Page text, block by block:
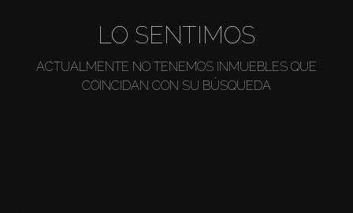
LO SENTIMOS
ACTUALMENTE NO TENEMOS INMUEBLES QUE
COINCIDAN CON SU BÚSQUEDA